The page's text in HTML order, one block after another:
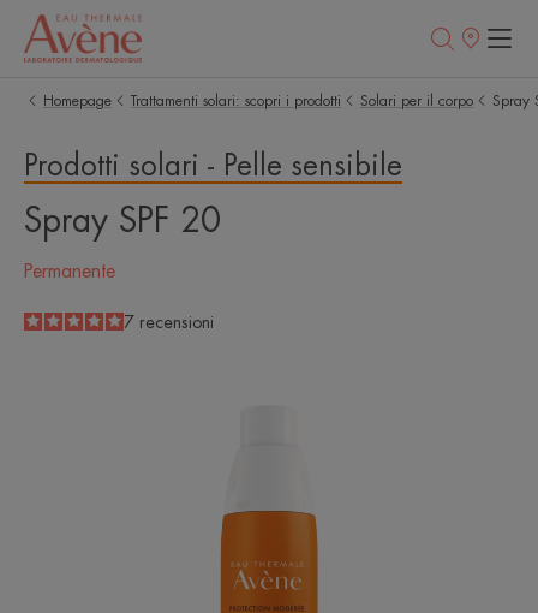
Punti
Homepage Trattamenti solari: scopri i prodotti Solari per il corpo Spray
Prodotti solari - Pelle sensibile
Spray SPF 20
Permanente
5
/
5
7 recensioni